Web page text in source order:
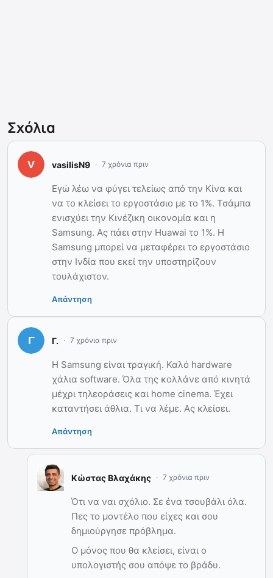
Σχόλια
vasilisN9 7 χρόνια πριν
Εγώ λέω να φύγει τελείως από την Κίνα και
να το κλείσει το εργοστάσιο με το 1%. Τσάμπα
ενισχύει την Κινέζικη οικονομία και η
Samsung. Ας πάει στην Huawai το 1%. Η
Samsung μπορεί να μεταφέρει το εργοστάσιο
στην Ινδία που εκεί την υποστηρίζουν
τουλάχιστον.
Απάντηση
Γ. 7 χρόνια πριν
Η Samsung είναι τραγική. Καλό hardware
χάλια software. Όλα της κολλάνε από κινητά
μέχρι τηλεοράσεις και home cinema. Έχει
καταντήσει άθλια. Τι να λέμε. Ας κλείσει.
Απάντηση
Κώστας Βλαχάκης 7 χρόνια πριν
Ότι να ναι σχόλιο. Σε ένα τσουβάλι όλα.
Πες το μοντέλο που είχες και σου
δημιούργησε πρόβλημα.
Ο μόνος που θα κλείσει, είναι ο
υπολογιστής σου απόψε το βράδυ.